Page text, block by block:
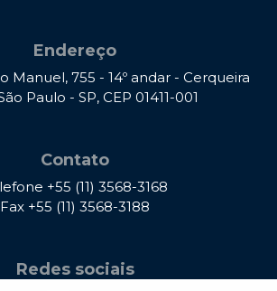
Endereço
Manuel, 755 - 14º andar - Cerqueira
Paulo - SP, CEP 01411-001
Contato
+55 (11) 3568-3168
Fax +55 (11) 3568-3188
Redes sociais